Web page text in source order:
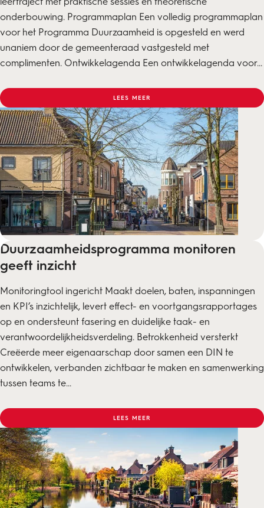
onderbouwing. Programmaplan Een volledig programmaplan
voor het Programma Duurzaamheid is opgesteld en werd
unaniem door de gemeenteraad vastgesteld met
complimenten. Ontwikkelagenda Een ontwikkelagenda voor...
LEES MEER
Duurzaamheidsprogramma monitoren
geeft inzicht
Monitoringtool ingericht Maakt doelen, baten, inspanningen
en KPI’s inzichtelijk, levert effect- en voortgangsrapportages
op en ondersteunt fasering en duidelijke taak- en
verantwoordelijkheidsverdeling. Betrokkenheid versterkt
Creëerde meer eigenaarschap door samen een DIN te
ontwikkelen, verbanden zichtbaar te maken en samenwerking
tussen teams te...
LEES MEER